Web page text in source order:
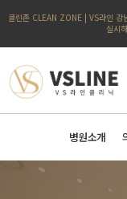
클린존 CLEAN ZONE | VS라인 강
실시
병원소개